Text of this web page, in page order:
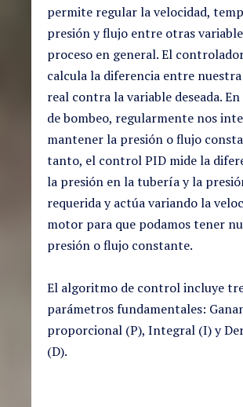
permite regular la velocidad,
presión y flujo entre otras
proceso en general. El
calcula la diferencia entre
real contra la variable deseada.
de bombeo, regularmente nos
mantener la presión o flujo
tanto, el control PID mide la
la presión en la tubería y la
requerida y actúa variando la
motor para que podamos tener
presión o flujo constante.
El algoritmo de control incluye
parámetros fundamentales:
proporcional (P), Integral (I) y
(D).